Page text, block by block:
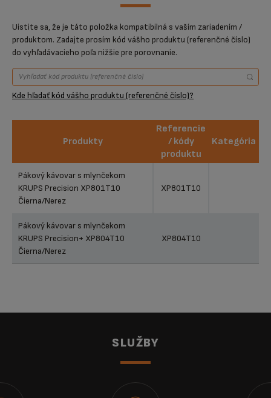
Uistite sa, že je táto položka kompatibilná s vaším zariadením /
produktom. Zadajte prosím kód vášho produktu (referenčné číslo)
do vyhľadávacieho poľa nižšie pre porovnanie.
Kde hľadať kód vášho produktu (referenčné číslo)?
Produkty
Referencie
/ kódy
produktu
Kategória
Produkty
produktu
Pákový kávovar s mlynčekom
KRUPS Precision XP801T10
Čierna/Nerez
XP801T10
Pákový kávovar s mlynčekom
KRUPS Precision+ XP804T10
Čierna/Nerez
XP804T10
SLUŽBY